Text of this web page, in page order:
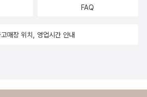
이의 삶이라는 수레에 너무 많은 기대와 욕
비극적 몰락과 하일너의 탈교, 그리고 힌딩
대는 절대 모른 척 할 수 없다.게다가 아버지
FAQ
고매장 위치, 영업시간 안내